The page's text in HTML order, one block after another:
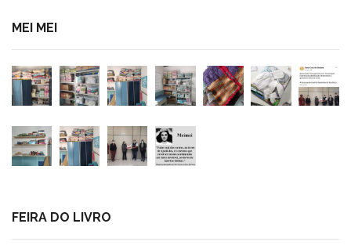
MEI MEI
FEIRA DO LIVRO